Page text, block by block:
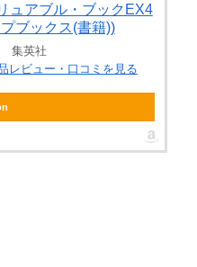
ュアブル・ブックEX4
ブックス(書籍))
集英社
レビュー・口コミを見る